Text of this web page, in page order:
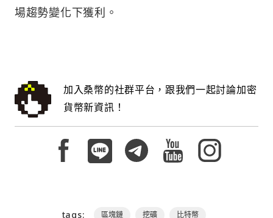
場趨勢變化下獲利。
加入桑幣的社群平台，跟我們一起討論加密
貨幣新資訊！
tags: 區塊鏈 挖礦 比特幣